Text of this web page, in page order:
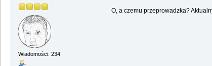
Wiadomości: 234
O, a czemu przeprowadzka?